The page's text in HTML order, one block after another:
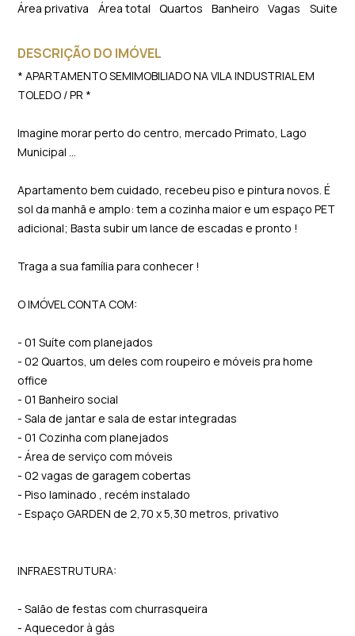
Área privativa
Área total
Quartos
Banheiro
Vagas
Suite
DESCRIÇÃO DO IMÓVEL
* APARTAMENTO SEMIMOBILIADO NA VILA INDUSTRIAL EM
TOLEDO / PR *
Imagine morar perto do centro, mercado Primato, Lago
Municipal ...
Apartamento bem cuidado, recebeu piso e pintura novos. É
sol da manhã e amplo: tem a cozinha maior e um espaço PET
adicional; Basta subir um lance de escadas e pronto !
Traga a sua família para conhecer !
O IMÓVEL CONTA COM:
- 01 Suíte com planejados
- 02 Quartos, um deles com roupeiro e móveis pra home
office
- 01 Banheiro social
- Sala de jantar e sala de estar integradas
- 01 Cozinha com planejados
- Área de serviço com móveis
- 02 vagas de garagem cobertas
- Piso laminado , recém instalado
- Espaço GARDEN de 2,70 x 5,30 metros, privativo
INFRAESTRUTURA:
- Salão de festas com churrasqueira
- Aquecedor à gás